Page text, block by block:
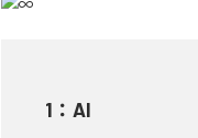
1 ： AI